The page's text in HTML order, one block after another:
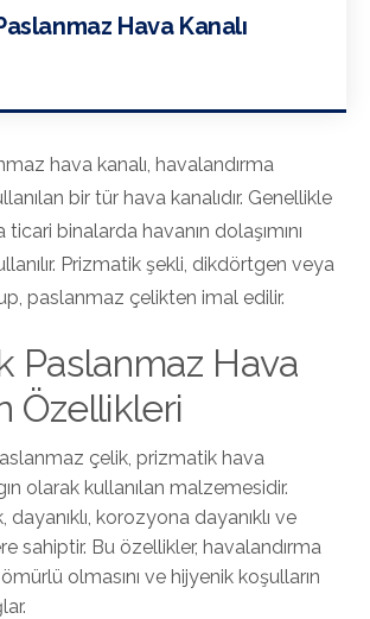
Hava Kanalı
hava kanalı, havalandırma
bir tür hava kanalıdır. Genellikle
binalarda havanın dolaşımını
Prizmatik şekli, dikdörtgen veya
paslanmaz çelikten imal edilir.
Paslanmaz Hava
Özellikleri
çelik, prizmatik hava
olarak kullanılan malzemesidir.
korozyona dayanıklı ve
sahiptir. Bu özellikler, havalandırma
olmasını ve hijyenik koşulların